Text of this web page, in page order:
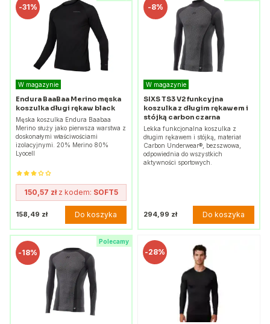
-31%
W magazynie
Endura BaaBaa Merino męska
koszulka długi rękaw black
Męska koszulka Endura Baabaa
Merino służy jako pierwsza warstwa z
doskonałymi właściwościami
izolacyjnymi. 20% Merino 80%
Lyocell
150,57 złz kodem: SOFT5
158,49 zł Do koszyka
-8%
W magazynie
SIXS TS3 V2 funkcyjna
koszulka z długim rękawem i
stójką carbon czarna
Lekka funkcjonalna koszulka z
długim rękawem i stójką, materiał
Carbon Underwear®, bezszwowa,
odpowiednia do wszystkich
aktywności sportowych.
294,99 zł Do koszyka
Polecamy
-18% -28%